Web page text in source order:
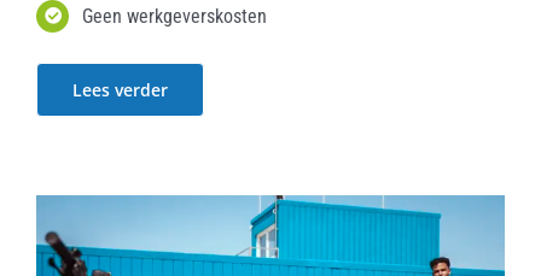
Geen werkgeverskosten
Lees verder